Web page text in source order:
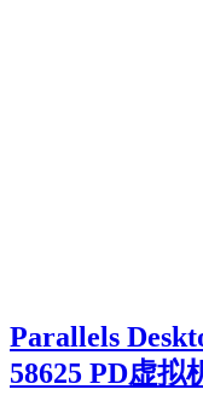
Parallels
58625 PD虚拟